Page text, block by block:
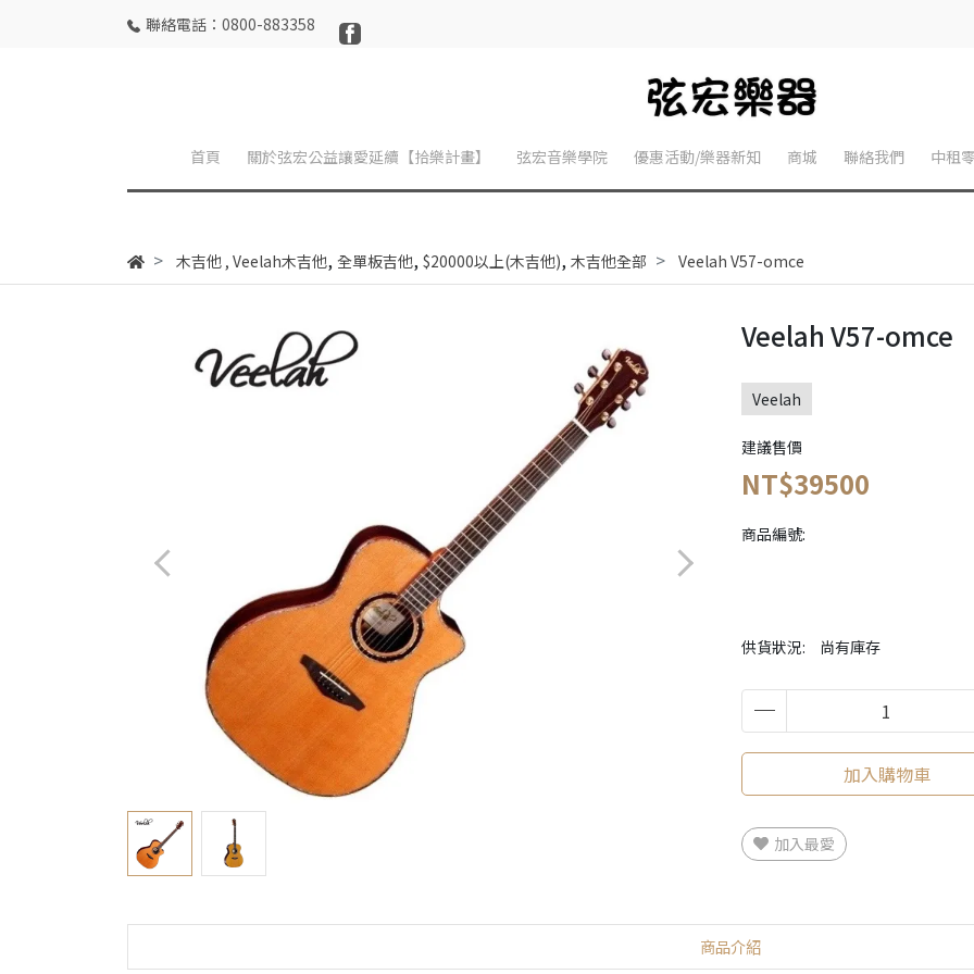
聯絡電話：0800-883358
首頁 關於弦宏公益讓愛延續【拾樂計畫】 弦宏音樂學院 優惠活動/樂器新知 商城 聯絡我們 中租
木吉他, Veelah木吉他, 全單板吉他, $20000以上(木吉他), 木吉他全部 Veelah V57-omce
Veelah V57-omce
Veelah
建議售價
NT$39500
商品編號:
供貨狀況: 尚有庫存
加入購物車
加入最愛
商品介紹